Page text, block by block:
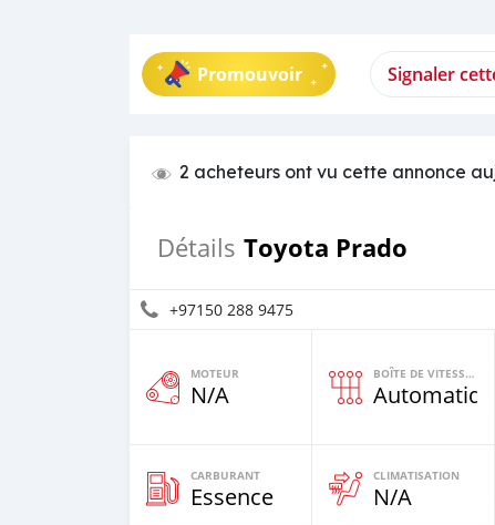
Promouvoir Signaler
2 acheteurs ont vu cette annonce
Détails Toyota Prado
+97150 288 9475
MOTEUR
N/A
BOÎTE DE VITESSES
Automatique
CARBURANT
Essence
CLIMATISATION
N/A